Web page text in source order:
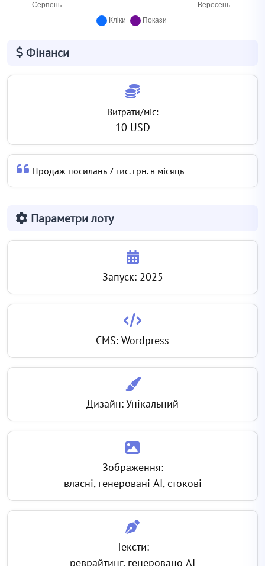
Фінанси
Витрати/міс:
10 USD
Продаж посилань 7 тис. грн. в місяць
Параметри лоту
Запуск: 2025
CMS: Wordpress
Дизайн: Унікальний
Зображення:
власні, генеровані AI, стокові
Тексти:
реврайтинг, генеровано AI